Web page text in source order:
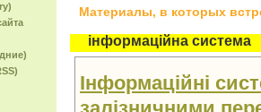
Материалы, в которых
інформаційна система
Інформаційні